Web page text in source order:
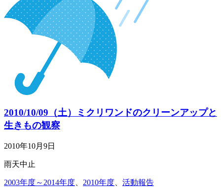
2010/10/09（土）ミクリワンドのクリーンアップと
生きもの観察
2010年10月9日
雨天中止
2003年度～2014年度 2010年度 活動報告